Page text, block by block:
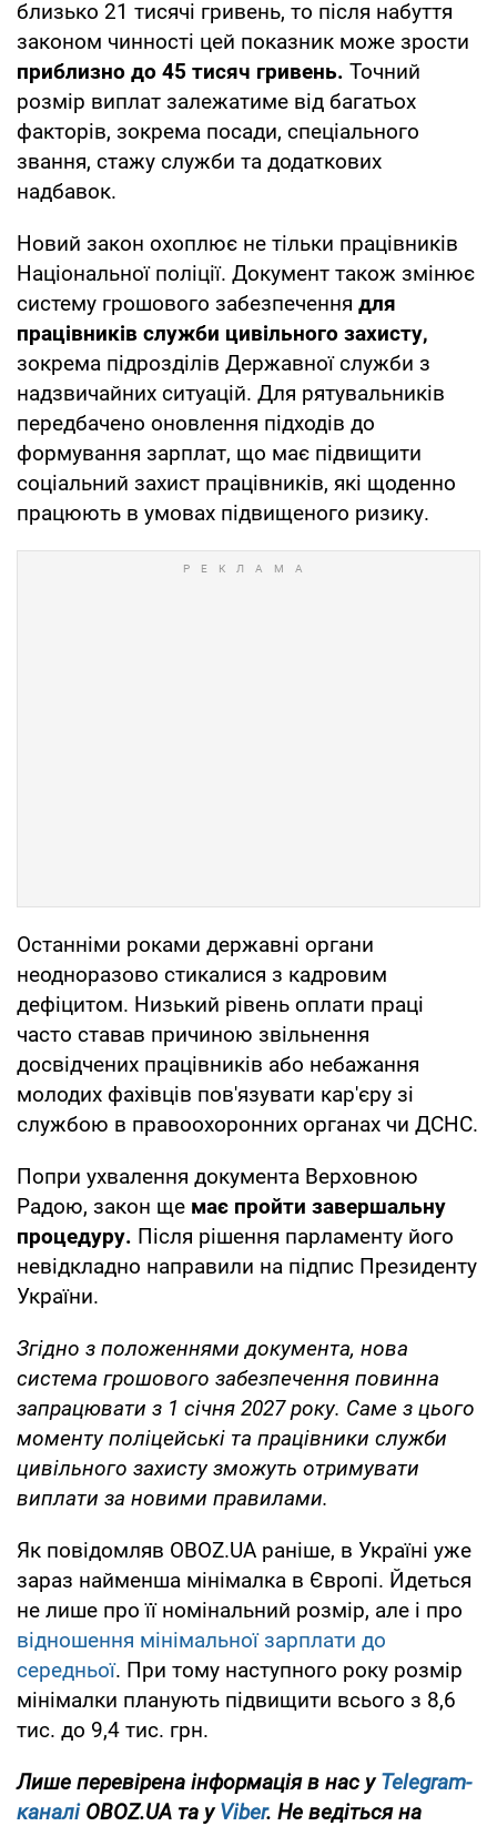
близько 21 тисячі гривень, то після набуття
законом чинності цей показник може зрости
приблизно до 45 тисяч гривень. Точний
розмір виплат залежатиме від багатьох
факторів, зокрема посади, спеціального
звання, стажу служби та додаткових
надбавок.
Новий закон охоплює не тільки працівників
Національної поліції. Документ також змінює
систему грошового забезпечення для
працівників служби цивільного захисту,
зокрема підрозділів Державної служби з
надзвичайних ситуацій. Для рятувальників
передбачено оновлення підходів до
формування зарплат, що має підвищити
соціальний захист працівників, які щоденно
працюють в умовах підвищеного ризику.
Останніми роками державні органи
неодноразово стикалися з кадровим
дефіцитом. Низький рівень оплати праці
часто ставав причиною звільнення
досвідчених працівників або небажання
молодих фахівців пов'язувати кар'єру зі
службою в правоохоронних органах чи ДСНС.
Попри ухвалення документа Верховною
Радою, закон ще має пройти завершальну
процедуру. Після рішення парламенту його
невідкладно направили на підпис Президенту
України.
Згідно з положеннями документа, нова
система грошового забезпечення повинна
запрацювати з 1 січня 2027 року. Саме з цього
моменту поліцейські та працівники служби
цивільного захисту зможуть отримувати
виплати за новими правилами.
Як повідомляв OBOZ.UA раніше, в Україні уже
зараз найменша мінімалка в Європі. Йдеться
не лише про її номінальний розмір, але і про
відношення мінімальної зарплати до
середньої. При тому наступного року розмір
мінімалки планують підвищити всього з 8,6
тис. до 9,4 тис. грн.
Лише перевірена інформація в нас уTelegram-
каналіOBOZ.UA та уViber. Не ведіться на